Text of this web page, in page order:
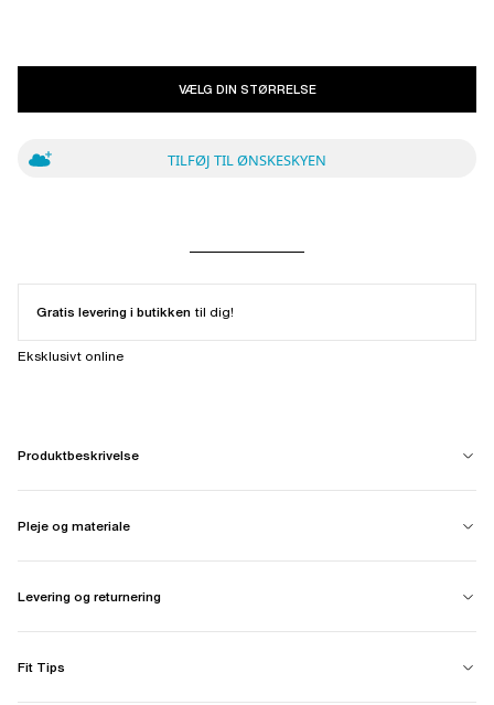
VÆLG DIN STØRRELSE
TILFØJ TIL ØNSKESKYEN
Gratis levering i butikken til dig!
Eksklusivt online
Produktbeskrivelse
Pleje og materiale
Levering og returnering
Fit Tips